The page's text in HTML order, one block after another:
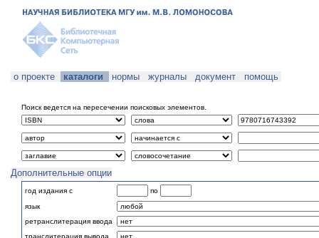
о проекте каталоги нормы журналы документ помощь
Поиск ведется на пересечении поисковых элементов.
Дополнительные опции
год издания с
по
язык
ретранслитерация ввода
транслитерация вывода